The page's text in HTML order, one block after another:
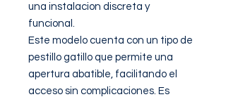
una instalacion discreta y
funcional.
Este modelo cuenta con un tipo de
pestillo gatillo que permite una
apertura abatible, facilitando el
acceso sin complicaciones. Es